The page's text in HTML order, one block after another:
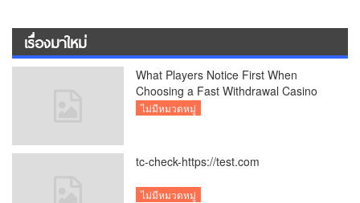
เรื่องมาใหม่
What Players Notice First When
Choosing a Fast Withdrawal Casino
UK
ไม่มีหมวดหมู่
tc-check-https://test.com
ไม่มีหมวดหมู่